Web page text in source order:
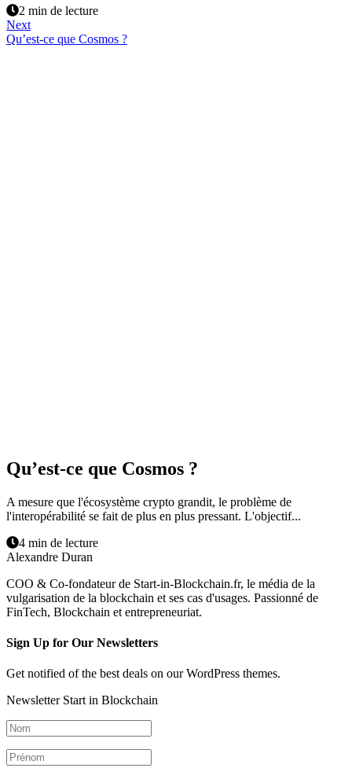
2 min de lecture
Next
Qu’est-ce que Cosmos ?
Qu’est-ce que Cosmos ?
A mesure que l'écosystème crypto grandit, le problème de
l'interopérabilité se fait de plus en plus pressant. L'objectif...
4 min de lecture
Alexandre Duran
COO & Co-fondateur de Start-in-Blockchain.fr, le média de la
vulgarisation de la blockchain et ses cas d'usages. Passionné de
FinTech, Blockchain et entrepreneuriat.
Sign Up for Our Newsletters
Get notified of the best deals on our WordPress themes.
Newsletter Start in Blockchain